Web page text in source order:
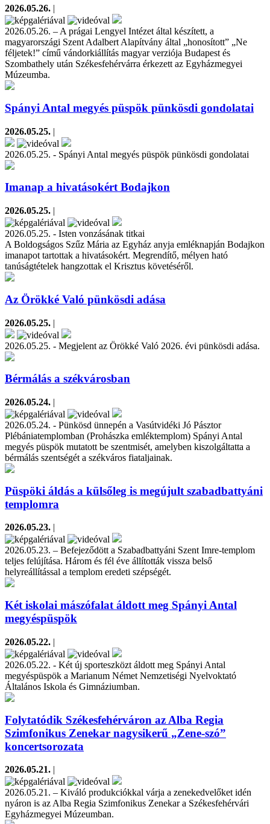
2026.05.26. |
2026.05.26. – A prágai Lengyel Intézet által készített, a
magyarországi Szent Adalbert Alapítvány által „honosított” „Ne
féljetek!” című vándorkiállítás magyar verziója Budapest és
Szombathely után Székesfehérvárra érkezett az Egyházmegyei
Múzeumba.
Spányi Antal megyés püspök pünkösdi gondolatai
2026.05.25. |
2026.05.25. - Spányi Antal megyés püspök pünkösdi gondolatai
Imanap a hivatásokért Bodajkon
2026.05.25. |
2026.05.25. - Isten vonzásának titkai
A Boldogságos Szűz Mária az Egyház anyja emléknapján Bodajkon
imanapot tartottak a hivatásokért. Megrendítő, mélyen ható
tanúságtételek hangzottak el Krisztus követéséről.
Az Örökké Való pünkösdi adása
2026.05.25. |
2026.05.25. - Megjelent az Örökké Való 2026. évi pünkösdi adása.
Bérmálás a székvárosban
2026.05.24. |
2026.05.24. - Pünkösd ünnepén a Vasútvidéki Jó Pásztor
Plébániatemplomban (Prohászka emléktemplom) Spányi Antal
megyés püspök mutatott be szentmisét, amelyben kiszolgáltatta a
bérmálás szentségét a székváros fiataljainak.
Püspöki áldás a külsőleg is megújult szabadbattyáni
templomra
2026.05.23. |
2026.05.23. – Befejeződött a Szabadbattyáni Szent Imre-templom
teljes felújítása. Három és fél éve állították vissza belső
helyreállítással a templom eredeti szépségét.
Két iskolai mászófalat áldott meg Spányi Antal
megyéspüspök
2026.05.22. |
2026.05.22. - Két új sporteszközt áldott meg Spányi Antal
megyéspüspök a Marianum Német Nemzetiségi Nyelvoktató
Általános Iskola és Gimnáziumban.
Folytatódik Székesfehérváron az Alba Regia
Szimfonikus Zenekar nagysikerű „Zene-szó”
koncertsorozata
2026.05.21. |
2026.05.21. – Kiváló produkciókkal várja a zenekedvelőket idén
nyáron is az Alba Regia Szimfonikus Zenekar a Székesfehérvári
Egyházmegyei Múzeumban.